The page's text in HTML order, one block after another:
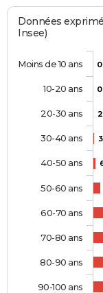
Données
Insee)
0
0
2
3
Moins de 10 ans
10-20 ans
20-30 ans
30-40 ans
40-50 ans
50-60 ans
60-70 ans
70-80 ans
80-90 ans
90-100 ans